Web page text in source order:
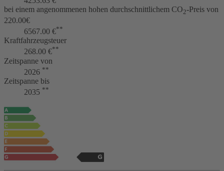
bei einem angenommenen hohen durchschnittlichem CO2-Preis von
220.00€
6567.00 €**
Kraftfahrzeugsteuer
268.00 €**
Zeitspanne von
2026 **
Zeitspanne bis
2035 **